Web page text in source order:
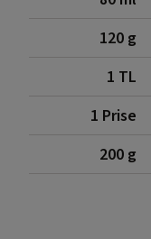
120 g
1 TL
1 Prise
200 g